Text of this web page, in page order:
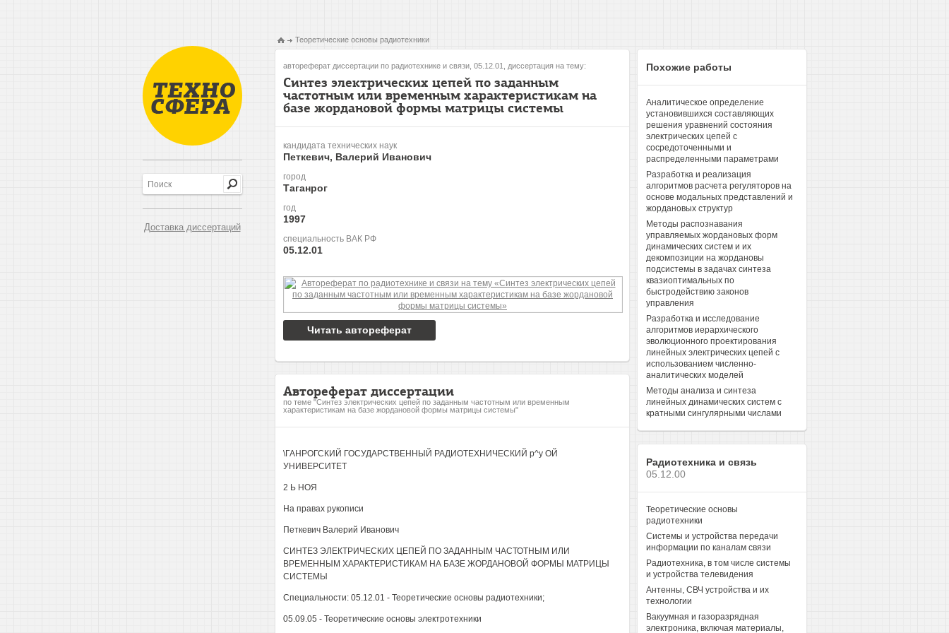
Доставка диссертаций
Теоретические основы радиотехники
автореферат диссертации по радиотехнике и связи, 05.12.01, диссертация на тему:
Синтез электрических цепей по заданным
частотным или временным характеристикам на
базе жордановой формы матрицы системы
кандидата технических наук
Петкевич, Валерий Иванович
город
Таганрог
год
1997
специальность ВАК РФ
05.12.01
Читать автореферат
Автореферат диссертации
по теме "Синтез электрических цепей по заданным частотным или временным
характеристикам на базе жордановой формы матрицы системы"
\ГАНРОГСКИЙ ГОСУДАРСТВЕННЫЙ РАДИОТЕХНИЧЕСКИЙ р^у ОЙ
УНИВЕРСИТЕТ
2 Ь НОЯ
На правах рукописи
Петкевич Валерий Иванович
СИНТЕЗ ЭЛЕКТРИЧЕСКИХ ЦЕПЕЙ ПО ЗАДАННЫМ ЧАСТОТНЫМ ИЛИ
ВРЕМЕННЫМ ХАРАКТЕРИСТИКАМ НА БАЗЕ ЖОРДАНОВОЙ ФОРМЫ МАТРИЦЫ
СИСТЕМЫ
Специальности: 05.12.01 - Теоретические основы радиотехники;
05.09.05 - Теоретические основы электротехники
Похожие работы
Аналитическое определение
установившихся составляющих
решения уравнений состояния
электрических цепей с
сосредоточенными и
распределенными параметрами
Разработка и реализация
алгоритмов расчета регуляторов на
основе модальных представлений и
жордановых структур
Методы распознавания
управляемых жордановых форм
динамических систем и их
декомпозиции на жордановы
подсистемы в задачах синтеза
квазиоптимальных по
быстродействию законов
управления
Разработка и исследование
алгоритмов иерархического
эволюционного проектирования
линейных электрических цепей с
использованием численно-
аналитических моделей
Методы анализа и синтеза
линейных динамических систем с
кратными сингулярными числами
Радиотехника и связь
05.12.00
Теоретические основы
радиотехники
Системы и устройства передачи
информации по каналам связи
Радиотехника, в том числе системы
и устройства телевидения
Антенны, СВЧ устройства и их
технологии
Вакуумная и газоразрядная
электроника, включая материалы,